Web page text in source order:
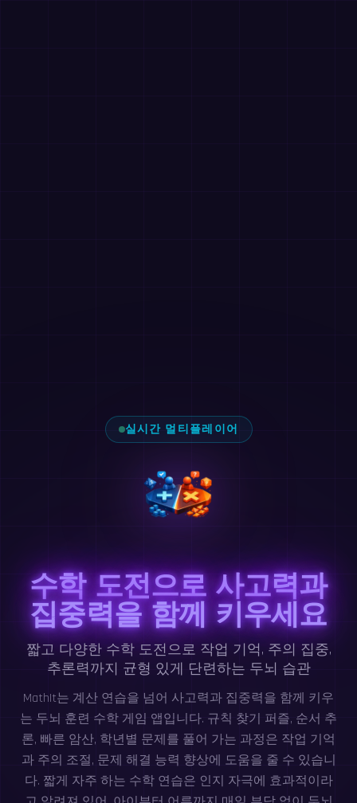
실시간 멀티플레이어
수학 도전으로 사고력과
집중력을 함께 키우세요
짧고 다양한 수학 도전으로 작업 기억, 주의 집중,
추론력까지 균형 있게 단련하는 두뇌 습관
MathIt는 계산 연습을 넘어 사고력과 집중력을 함께 키우
는 두뇌 훈련 수학 게임 앱입니다. 규칙 찾기 퍼즐, 순서 추
론, 빠른 암산, 학년별 문제를 풀어 가는 과정은 작업 기억
과 주의 조절, 문제 해결 능력 향상에 도움을 줄 수 있습니
다. 짧게 자주 하는 수학 연습은 인지 자극에 효과적이라